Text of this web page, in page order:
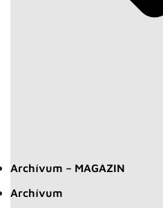
Archívum – MAGAZIN
Archívum